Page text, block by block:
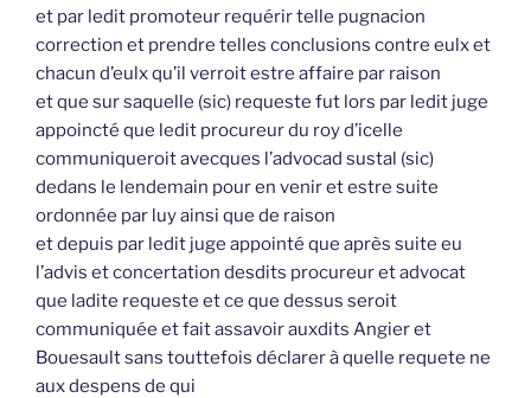
et par ledit promoteur requérir telle pugnacion
correction et prendre telles conclusions contre eulx et
chacun d’eulx qu’il verroit estre affaire par raison
et que sur saquelle (sic) requeste fut lors par ledit juge
appoincté que ledit procureur du roy d’icelle
communiqueroit avecques l’advocad sustal (sic)
dedans le lendemain pour en venir et estre suite
ordonnée par luy ainsi que de raison
et depuis par ledit juge appointé que après suite eu
l’advis et concertation desdits procureur et advocat
que ladite requeste et ce que dessus seroit
communiquée et fait assavoir auxdits Angier et
Bouesault sans touttefois déclarer à quelle requete ne
aux despens de qui